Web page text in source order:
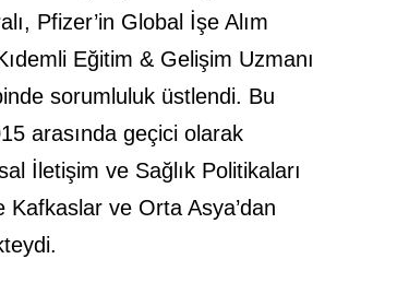
Pfizer’in Global İşe Alım
Eğitim & Gelişim Uzmanı
sorumluluk üstlendi. Bu
arasında geçici olarak
İletişim ve Sağlık Politikaları
Kafkaslar ve Orta Asya’dan